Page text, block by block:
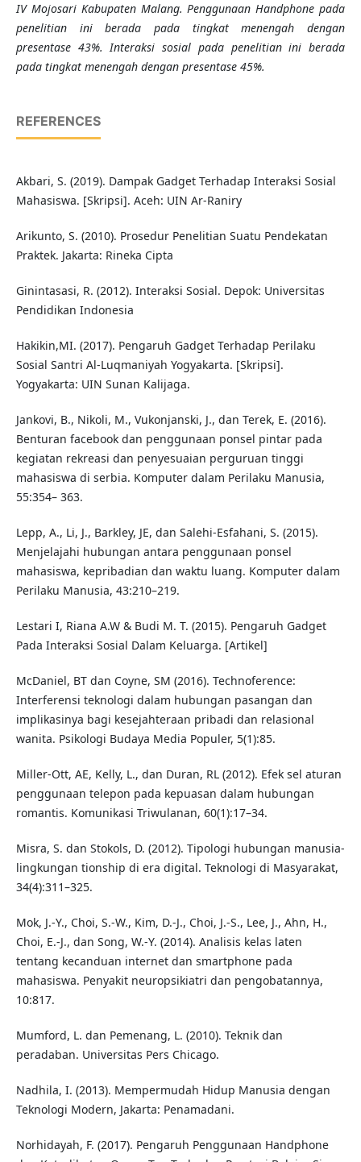
IV Mojosari Kabupaten Malang. Penggunaan Handphone pada
penelitian ini berada pada tingkat menengah dengan
presentase 43%. Interaksi sosial pada penelitian ini berada
pada tingkat menengah dengan presentase 45%.
REFERENCES
Akbari, S. (2019). Dampak Gadget Terhadap Interaksi Sosial
Mahasiswa. [Skripsi]. Aceh: UIN Ar-Raniry
Arikunto, S. (2010). Prosedur Penelitian Suatu Pendekatan
Praktek. Jakarta: Rineka Cipta
Ginintasasi, R. (2012). Interaksi Sosial. Depok: Universitas
Pendidikan Indonesia
Hakikin,MI. (2017). Pengaruh Gadget Terhadap Perilaku
Sosial Santri Al-Luqmaniyah Yogyakarta. [Skripsi].
Yogyakarta: UIN Sunan Kalijaga.
Jankovi, B., Nikoli, M., Vukonjanski, J., dan Terek, E. (2016).
Benturan facebook dan penggunaan ponsel pintar pada
kegiatan rekreasi dan penyesuaian perguruan tinggi
mahasiswa di serbia. Komputer dalam Perilaku Manusia,
55:354– 363.
Lepp, A., Li, J., Barkley, JE, dan Salehi-Esfahani, S. (2015).
Menjelajahi hubungan antara penggunaan ponsel
mahasiswa, kepribadian dan waktu luang. Komputer dalam
Perilaku Manusia, 43:210–219.
Lestari I, Riana A.W & Budi M. T. (2015). Pengaruh Gadget
Pada Interaksi Sosial Dalam Keluarga. [Artikel]
McDaniel, BT dan Coyne, SM (2016). Technoference:
Interferensi teknologi dalam hubungan pasangan dan
implikasinya bagi kesejahteraan pribadi dan relasional
wanita. Psikologi Budaya Media Populer, 5(1):85.
Miller-Ott, AE, Kelly, L., dan Duran, RL (2012). Efek sel aturan
penggunaan telepon pada kepuasan dalam hubungan
romantis. Komunikasi Triwulanan, 60(1):17–34.
Misra, S. dan Stokols, D. (2012). Tipologi hubungan manusia-
lingkungan tionship di era digital. Teknologi di Masyarakat,
34(4):311–325.
Mok, J.-Y., Choi, S.-W., Kim, D.-J., Choi, J.-S., Lee, J., Ahn, H.,
Choi, E.-J., dan Song, W.-Y. (2014). Analisis kelas laten
tentang kecanduan internet dan smartphone pada
mahasiswa. Penyakit neuropsikiatri dan pengobatannya,
10:817.
Mumford, L. dan Pemenang, L. (2010). Teknik dan
peradaban. Universitas Pers Chicago.
Nadhila, I. (2013). Mempermudah Hidup Manusia dengan
Teknologi Modern, Jakarta: Penamadani.
Norhidayah, F. (2017). Pengaruh Penggunaan Handphone